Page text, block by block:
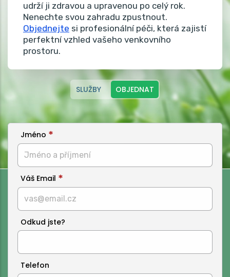
udrží ji zdravou a upravenou po celý rok.
Nenechte svou zahradu zpustnout.
Objednejte si profesionální péči, která zajistí
perfektní vzhled vašeho venkovního
prostoru.
SLUŽBY OBJEDNAT
Jméno
Váš Email
Odkud jste?
Telefon